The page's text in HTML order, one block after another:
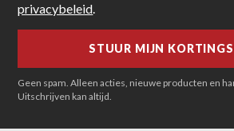
privacybeleid.
Geen spam. Alleen acties, nieuwe producten en
Uitschrijven kan altijd.